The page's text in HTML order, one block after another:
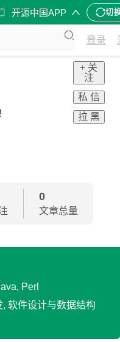
开源中国APP 切
登录
+ 关
注
私 信
拉 黑
0
文章总量
Perl
软件设计与数据结构